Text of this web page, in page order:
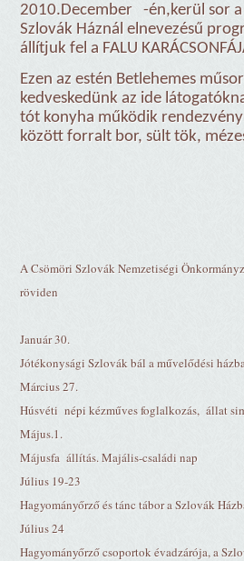
2010.December
-én,kerül sor
Szlovák Háznál elnevezésű
állítjuk fel a FALU
Ezen az estén Betlehemes
kedveskedünk az ide
tót konyha működik
között forralt bor, sült tök,
A Csömöri Szlovák Nemzetiségi
röviden
Január 30.
Jótékonysági Szlovák bál a művelődési
Március 27.
Húsvéti népi kézműves foglalkozás, állat
Május.1.
Májusfa állítás. Majális-családi nap
Július 19-23
Hagyományőrző és tánc tábor a Szlovák
Július 24
Hagyományőrző csoportok évadzárója, a